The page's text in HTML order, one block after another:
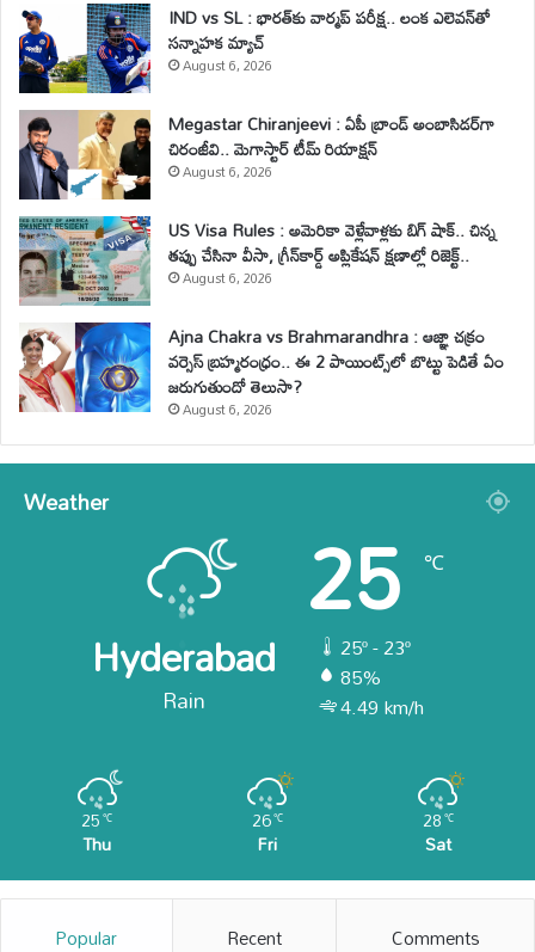
IND vs SL : భారత్‌కు వార్మప్ పరీక్ష.. లంక ఎలెవన్‌తో
సన్నాహక మ్యాచ్
August 6, 2026
Megastar Chiranjeevi : ఏపీ బ్రాండ్ అంబాసిడర్‌గా
చిరంజీవి.. మెగాస్టార్ టీమ్ రియాక్షన్
August 6, 2026
US Visa Rules : అమెరికా వెళ్లేవాళ్లకు బిగ్ షాక్.. చిన్న
తప్పు చేసినా వీసా, గ్రీన్‌కార్డ్ అప్లికేషన్ క్షణాల్లో రిజెక్ట్..
August 6, 2026
Ajna Chakra vs Brahmarandhra : ఆజ్ఞా చక్రం
వర్సెస్ బ్రహ్మరంధ్రం.. ఈ 2 పాయింట్స్‌లో బొట్టు పెడితే ఏం
జరుగుతుందో తెలుసా?
August 6, 2026
Weather
Hyderabad
Rain
25 ℃
25º - 23º
85%
4.49 km/h
25℃
Thu
26℃
Fri
28℃
Sat
Popular Recent Comments